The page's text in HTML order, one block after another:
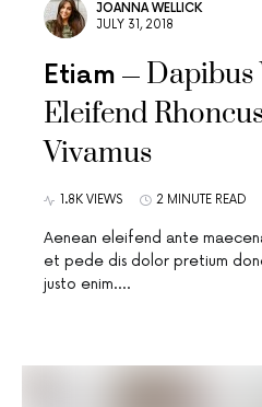
JOANNA WELLICK
JULY 31, 2018
Etiam
Dapibus
Eleifend
Vivamus
1.8K VIEWS 2 MINUTE READ
Aenean eleifend ante
et pede dis dolor pretium
justo enim.…